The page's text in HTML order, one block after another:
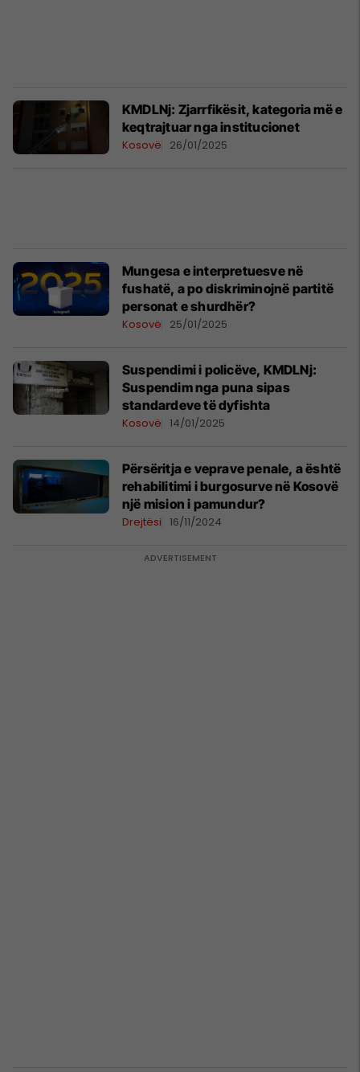
KMDLNj: Zjarrfikësit, kategoria më e
keqtrajtuar nga institucionet
Kosovë 26/01/2025
​Mungesa e interpretuesve në
fushatë, a po diskriminojnë partitë
personat e shurdhër?
Kosovë 25/01/2025
Suspendimi i policëve, KMDLNj:
Suspendim nga puna sipas
standardeve të dyfishta
Kosovë 14/01/2025
Përsëritja e veprave penale, a është
rehabilitimi i burgosurve në Kosovë
një mision i pamundur?
Drejtësi 16/11/2024